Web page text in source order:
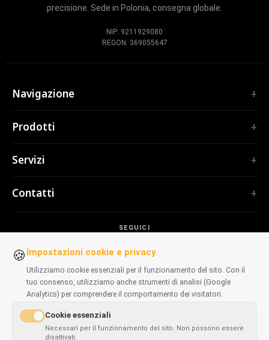
precisione. Sede in Polonia, consegna globale.
NIP: 9211929080
REGON: 369055647
SEGUICI
DISPONIBILI SUI BROWSER
Chrome Firefox Edge Safari
Navigazione
Servizi
Strumenti IA
Frontend
Strumenti di sviluppo
Prodotti
TubePilot
Tutte le estensioni →
Tutti gli strumenti →
SITI WEB
CosmoLapse
GuitarAtlas
Tutti i siti web →
Servizi
Applicazioni web
Estensioni browser
Consulenza IT
Portfolio storico
Contatti
Varsavia, Polonia
🍪 Impostazioni cookie e privacy
Utilizziamo cookie essenziali per il funzionamento del sito. Con il
tuo consenso, utilizziamo anche strumenti di analisi (Google
Analytics) per comprendere il comportamento dei visitatori.
Cookie essenziali
Necessari per il funzionamento del sito. Non possono essere
disattivati.